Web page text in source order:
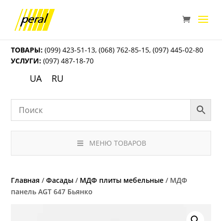
ТОВАРЫ: (099) 423-51-13,(068) 762-85-15,(097) 445-02-80
УСЛУГИ: (097) 487-18-70
UA RU
МЕНЮ ТОВАРОВ
Главная /Фасады / МДФ плиты мебельные / МДФ
панель AGT 647 Бьянко